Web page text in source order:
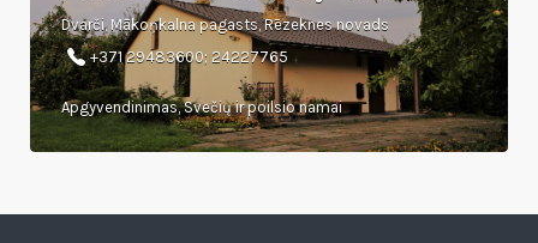
Dvarči, Mākoņkalna pagasts, Rēzeknes novads
+371 29483600; 24227765
Apgyvendinimas, Svečių ir poilsio namai